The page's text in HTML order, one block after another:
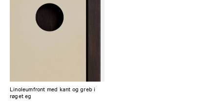
Linoleumfront med kant og greb i
røget eg